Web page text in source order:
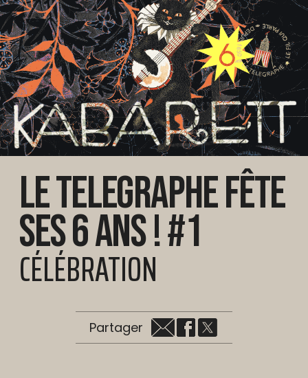
Le Telegraphe fête
ses 6 ans ! #1
CÉLÉBRATION
Partager